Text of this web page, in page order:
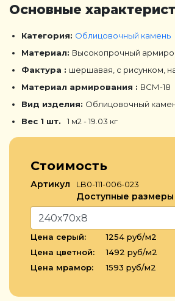
Основные
Категория: Облицовочный камень
Материал: Высокопрочный
Фактура : шершавая, с рисунком,
Материал армирования : ВСМ-18
Вид изделия: Облицовочный
Вес 1 шт.
1 м2 - 19.03 кг
Стоимость
Артикул LB0-111-006-023
Доступные размеры
Цена серый:
1254 руб/м2
Цена цветной:
1492 руб/м2
Цена мрамор:
1593 руб/м2